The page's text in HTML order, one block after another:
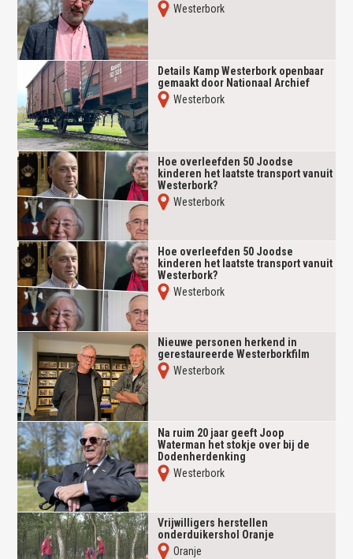
Westerbork
Details Kamp Westerbork openbaar
gemaakt door Nationaal Archief
Westerbork
Hoe overleefden 50 Joodse
kinderen het laatste transport vanuit
Westerbork?
Westerbork
Hoe overleefden 50 Joodse
kinderen het laatste transport vanuit
Westerbork?
Westerbork
Nieuwe personen herkend in
gerestaureerde Westerborkfilm
Westerbork
Na ruim 20 jaar geeft Joop
Waterman het stokje over bij de
Dodenherdenking
Westerbork
Vrijwilligers herstellen
onderduikershol Oranje
Oranje